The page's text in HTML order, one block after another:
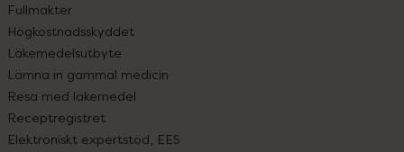
Fullmakter
Högkostnadsskyddet
Läkemedelsutbyte
Lämna in gammal medicin
Resa med läkemedel
Receptregistret
Elektroniskt expertstöd, EES